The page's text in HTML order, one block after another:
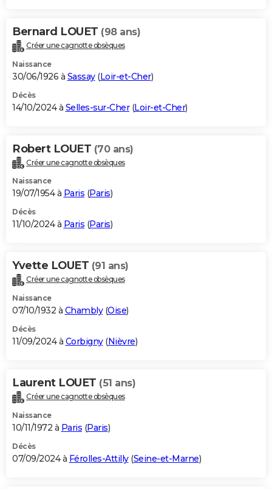
Bernard LOUET (98 ans)
Créer une cagnotte obsèques
Naissance
30/06/1926 à Sassay(Loir-et-Cher)
Décès
14/10/2024 à Selles-sur-Cher(Loir-et-Cher)
Robert LOUET (70 ans)
Créer une cagnotte obsèques
Naissance
19/07/1954 à Paris (Paris)
Décès
11/10/2024 à Paris (Paris)
Yvette LOUET (91 ans)
Créer une cagnotte obsèques
Naissance
07/10/1932 à Chambly(Oise)
Décès
11/09/2024 à Corbigny(Nièvre)
Laurent LOUET (51 ans)
Créer une cagnotte obsèques
Naissance
10/11/1972 à Paris (Paris)
Décès
07/09/2024 à Férolles-Attilly(Seine-et-Marne)